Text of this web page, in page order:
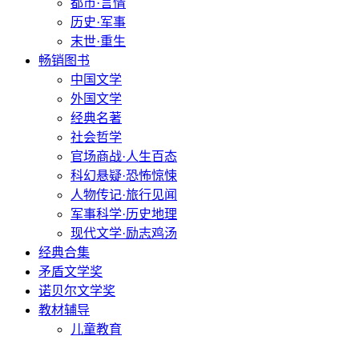
都市·言情
历史·军事
末世·重生
畅销图书
中国文学
外国文学
经典名著
社会哲学
官场商战·人生百态
科幻悬疑·恐怖惊悚
人物传记·旅行见闻
军事科学·历史地理
现代文学·励志鸡汤
经典合集
矛盾文学奖
诺贝尔文学奖
教材辅导
儿童教育